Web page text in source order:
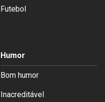
Futebol
Humor
Bom humor
Inacreditável